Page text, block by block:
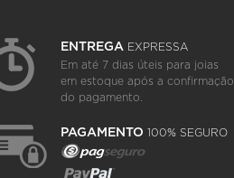
ENTREGA EXPRESSA
Em até 7 dias úteis para joias
em estoque após a confirmação
do pagamento.
PAGAMENTO 100% SEGURO